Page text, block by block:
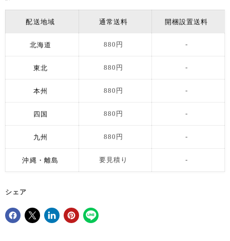
配送地域 通常送料 開梱設置送料
北海道 880円 -
東北 880円 -
本州 880円 -
四国 880円 -
九州 880円 -
沖縄・離島 要見積り -
シェア